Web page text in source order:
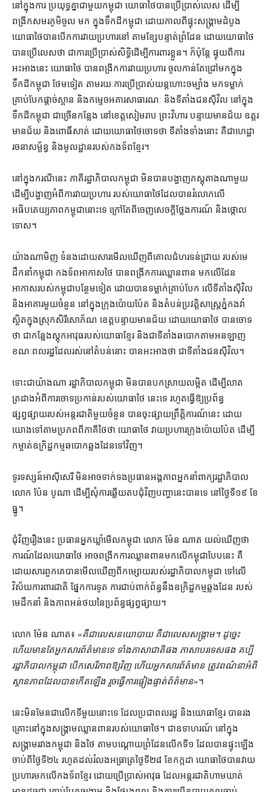
នៅក្នុង​ការ ប្រយុទ្ធ​គ្នា​ជាមួយ​កម្ពុជា យោធា​ថៃ​បាន​ប្រើប្រាស់​លេស ដើម្បី​
ពង្រីក​សមរភូមិ​ចូល មក ក្នុង​ទឹកដី​កម្ពុជា ដោយ​កាលពី​ផ្ទុះ​សង្គ្រាម​ដំបូង
យោធា​ថៃ​បាន​បើក​ការវាយប្រហារ​នៅ តាម​ខ្សែបន្ទាត់​ព្រំដែន ដោយ​យោធា​ថៃ​
បាន​ប្រើ​លេស​ថា ជា​ការ​ប្រើប្រាស់​សិទ្ធិ​ដើម្បី​ការពារ​ខ្លួន​។ ក៏ប៉ុន្តែ ផ្ទុយ​ពី​ការ​
អះអាង​នេះ យោធា​ថៃ បាន​ពង្រីក​ការវាយប្រហារ ចូល​កាន់តែ​ជ្រៅ​មក​ក្នុង​
ទឹកដី​កម្ពុជា ថែម​ទៀត តាមរយៈ​ការប្រើប្រាស់​យន្តហោះ​ចម្បាំង មក​ទម្លាក់​
គ្រាប់បែក​ផ្ដាច់​ស្ពាន និង​កម្ទេច​អគារ​សាធារណៈ និង​ទីតាំង​ជន​ស៊ីវិល នៅ​ក្នុង​
ទឹកដី​កម្ពុជា ជាច្រើន​កន្លែង នៅ​ខេត្ត​សៀមរាប ព្រះវិហារ បន្ទាយមានជ័យ ឧត្តរ
មានជ័យ និង​ពោធិ៍សាត់ ដោយ​យោធា​ថៃ​ចោទ​ថា ទីតាំង​ទាំង​នោះ គឺជា​ហេដ្ឋា
រចនាសម្ព័ន្ធ និង​មូលដ្ឋាន​របស់​កងទ័ព​ខ្មែរ។
នៅក្នុង​ករណី​នេះ ភាគី​រដ្ឋាភិបាល​កម្ពុជា មិន​បាន​បង្ហាញ​ភស្តុតាង​ណាមួយ
ដើម្បី​បង្ហាញ​អំពី​ការ​វាយប្រហារ របស់​យោធា​ថៃ​ដែល​បាន​រំលោភ​លើ​
អធិបតេយ្យភាព​កម្ពុជា​នោះ​ទេ ក្រៅ​តែ​ពី​ចេញ​សេចក្ដីថ្លែងការណ៍ និង​ថ្កោល
ទោស។
យ៉ាង​ណា​មិញ ទំនង​ដោយសារ​មើលឃើញ​ពី​គោលជំហរ​ទន់ជ្រាយ របស់​មេ
ដឹកនាំ​កម្ពុជា កងទ័ព​អាកាស​ថៃ បាន​ពង្រីក​ការឈ្លានពាន មក​លើ​ដែន
អាកាស​របស់​កម្ពុជា​បន្ថែម​ទៀត ដោយ​បាន​ទម្លាក់​គ្រាប់បែក លើ​ទីតាំង​ស៊ីវិល
និង​អាគារ​មួយចំនួន នៅក្នុង​ក្រុង​ប៉ោយប៉ែត និង​តំបន់​ប្រវត្តិសាស្ត្រ​ភ្នំ​កងវ៉ា
ស្ថិត​ក្នុងស្រុក​សិរីសោភ័ណ ខេត្ត​បន្ទាយមានជ័យ ដោយ​យោធា​ថៃ បាន​ចោទ​
ថា ជា​កន្លែង​ស្តុក​អាវុធ​របស់​យោធា​ខ្មែរ និង​ជាទី​តាំង​ឆបោក​តាម​អនឡាញ
ខណៈ​ពលរដ្ឋ​ដែល​រស់នៅ​តំបន់​នោះ បាន​អះអាង​ថា ជាទី​តាំង​ជន​ស៊ីវិល។
ទោះជា​យ៉ាងណា រដ្ឋាភិបាល​កម្ពុជា មិន​បាន​បកស្រាយ​លម្អិត ដើម្បី​លាត
ត្រដាង​អំពី​ការ​ចោទប្រកាន់​របស់​យោធា​ថៃ នេះ​ទេ រហូត​ធ្វើ​ឱ្យ​ប្រព័ន្ធ​
ផ្សព្វផ្សាយ​របស់​អន្តរជាតិ​មួយ​ចំនួន បាន​ចុះផ្សាយ​ព្រឹត្តិការណ៍​នេះ ដោយ​
យោង​ទៅតាម​ប្រភព​ពី​ភាគី​ថៃ​ថា យោធា​ថៃ វាយប្រហារ​ក្រុង​ប៉ោយប៉ែត ដើម្បី​
កម្ចាត់​ឧក្រិដ្ឋកម្ម​ឆបោក​ឆ្លងដែន​ទៅវិញ។
ទូរទស្សន៍​អាស៊ីសេរី មិន​អាច​ទាក់ទង​ប្រធាន​អង្គភាព​អ្នកនាំពាក្យ​រដ្ឋាភិបាល
លោក ប៉ែន បូណា ដើម្បី​សុំ​ការ​ឆ្លើយ​តប​ជុំវិញ​បញ្ហា​នេះ​បានទេ នៅ​ថ្ងៃទី​១៩ ខែ​
ធ្នូ។
ជុំវិញ​រឿង​នេះ ប្រធាន​អ្នកឃ្លាំមើល​កម្ពុជា លោក ម៉ែន ណាត យល់ឃើញ​ថា
ការណ៍​ដែល​យោធា​ថៃ អាច​ពង្រីក​ការឈ្លានពាន​មក​លើ​កម្ពុជា​បែបនេះ គឺ​
ដោយសារ​ពួកគេ​បាន​មើលឃើញ​ពី​កម្សោយ​របស់​រដ្ឋាភិបាល​កម្ពុជា ទៅលើ​
វិស័យ​ការពារ​ជាតិ ផ្នែក​ការទូត ការ​ជាប់​ពាក់ព័ន្ធ​នឹង​ឧក្រិដ្ឋកម្ម​ឆ្លងដែន របស់​
មេដឹកនាំ និង​ភាព​អន់ថយ​នៃ​ប្រព័ន្ធ​ផ្សព្វផ្សាយ។
លោក ម៉ែន ណាត៖ «គឺជា​លេស​នយោបាយ គឺ​ជា​លេស​សង្គ្រាម​។ ដូច្នេះ​
ហើយ​មានតែ​អ្នក​សារព័ត៌មាន​ទេ ទាំង​ភាសាជាតិ​ផង ភាសាបរទេស​ផង គប្បី​
រដ្ឋាភិបាល​កម្ពុជា បើក​សេរីភាព​ឱ្យ​វិញ ហើយ​អ្នក​សារព័ត៌មាន ត្រូវ​ពណ៌នា​អំពី​
ស្ថានភាព​ដែល​បាន​កើតឡើង រួច​ធ្វើការ​ផ្ទៀងផ្ទាត់​ព័ត៌មាន»។
នេះ​មិនមែន​ជា​លើកទីមួយ​នោះ​ទេ ដែល​ប្រជាពលរដ្ឋ និង​យោធា​ខ្មែរ បាន​រង
គ្រោះ​នៅក្នុង​សង្គ្រាម​ឈ្លានពាន​របស់​យោធា​ថៃ។ ជា​ឧទាហរណ៍ នៅក្នុង​
សង្គ្រាម​រវាង​កម្ពុជា និង​ថៃ តាម​បណ្ដោយ​ព្រំដែន​លើក​ទី​១ ដែល​បាន​ផ្ទុះឡើង​
ចាប់ពី​ថ្ងៃទី​២៤ រហូតដល់​រំលង​អធ្រា​ត្រ​ថ្ងៃទី​២៨ ខែកក្កដា យោធា​ថៃ​បាន​វាយ
ប្រហារ​មក​លើ​កងទ័ព​ខ្មែរ ដោយ​ប្រើប្រាស់​អាវុធ ដែល​អន្តរជាតិ​ហាមឃាត់